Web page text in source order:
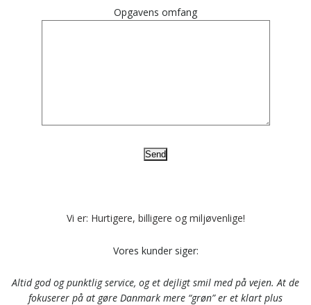
Opgavens omfang
Vi er: Hurtigere, billigere og miljøvenlige!
Vores kunder siger:
Altid god og punktlig service, og et dejligt smil med på vejen. At de
fokuserer på at gøre Danmark mere “grøn” er et klart plus